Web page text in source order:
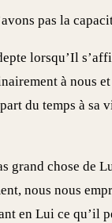
pas la
lorsqu’Il
à nous
du temps à sa
grand chose de
nous nous
en Lui ce qu’il